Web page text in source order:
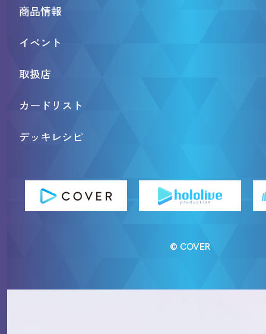
商品情報
イベント
取扱店
カードリスト
デッキレシピ
© COVER